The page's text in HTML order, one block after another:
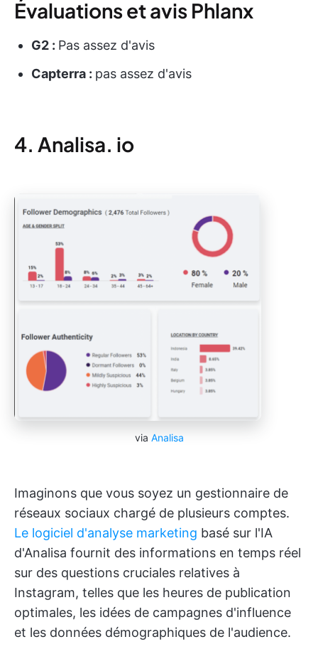
Évaluations et avis Phlanx
G2 : Pas assez d'avis
Capterra : pas assez d'avis
4. Analisa. io
via Analisa
Imaginons que vous soyez un gestionnaire de
réseaux sociaux chargé de plusieurs comptes.
Le logiciel d'analyse marketing basé sur l'IA
d'Analisa fournit des informations en temps réel
sur des questions cruciales relatives à
Instagram, telles que les heures de publication
optimales, les idées de campagnes d'influence
et les données démographiques de l'audience.